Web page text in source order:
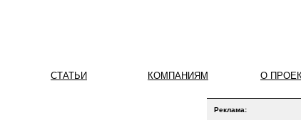
СТАТЬИ КОМПАНИЯМ О
Реклама: